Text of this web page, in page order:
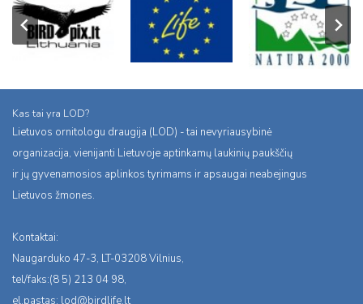
Kas tai yra LOD?
Lietuvos ornitologu draugija (LOD) - tai nevyriausybinė
organizacija, vienijanti Lietuvoje aptinkamų laukinių paukščių
ir jų gyvenamosios aplinkos tyrimams ir apsaugai neabejingus
Lietuvos žmones.
Kontaktai:
Naugarduko 47-3, LT-03208 Vilnius,
tel/faks:(8 5) 213 04 98,
el.pastas: lod@birdlife.lt